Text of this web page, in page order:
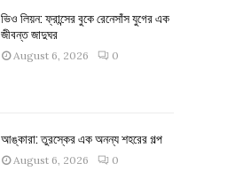
ভিও লিয়ন: ফ্রান্সের বুকে রেনেসাঁস যুগের এক
জীবন্ত জাদুঘর
August 6, 2026 0
আঙ্কারা: তুরস্কের এক অনন্য শহরের গল্প
August 6, 2026 0